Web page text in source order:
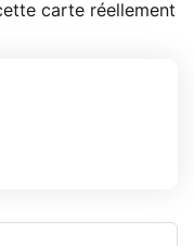
carte réellement